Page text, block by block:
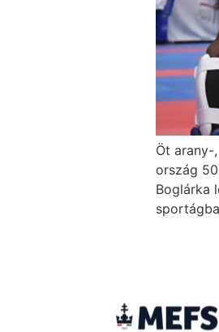
Öt arany-
ország
Boglárka